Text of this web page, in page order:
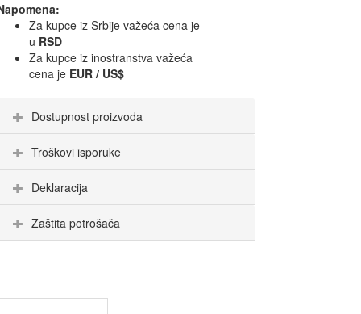
Za kupce iz Srbije važeća cena je
u RSD
Za kupce iz inostranstva važeća
cena je EUR / US$
Dostupnost proizvoda
Troškovi isporuke
Deklaracija
Zaštita potrošača